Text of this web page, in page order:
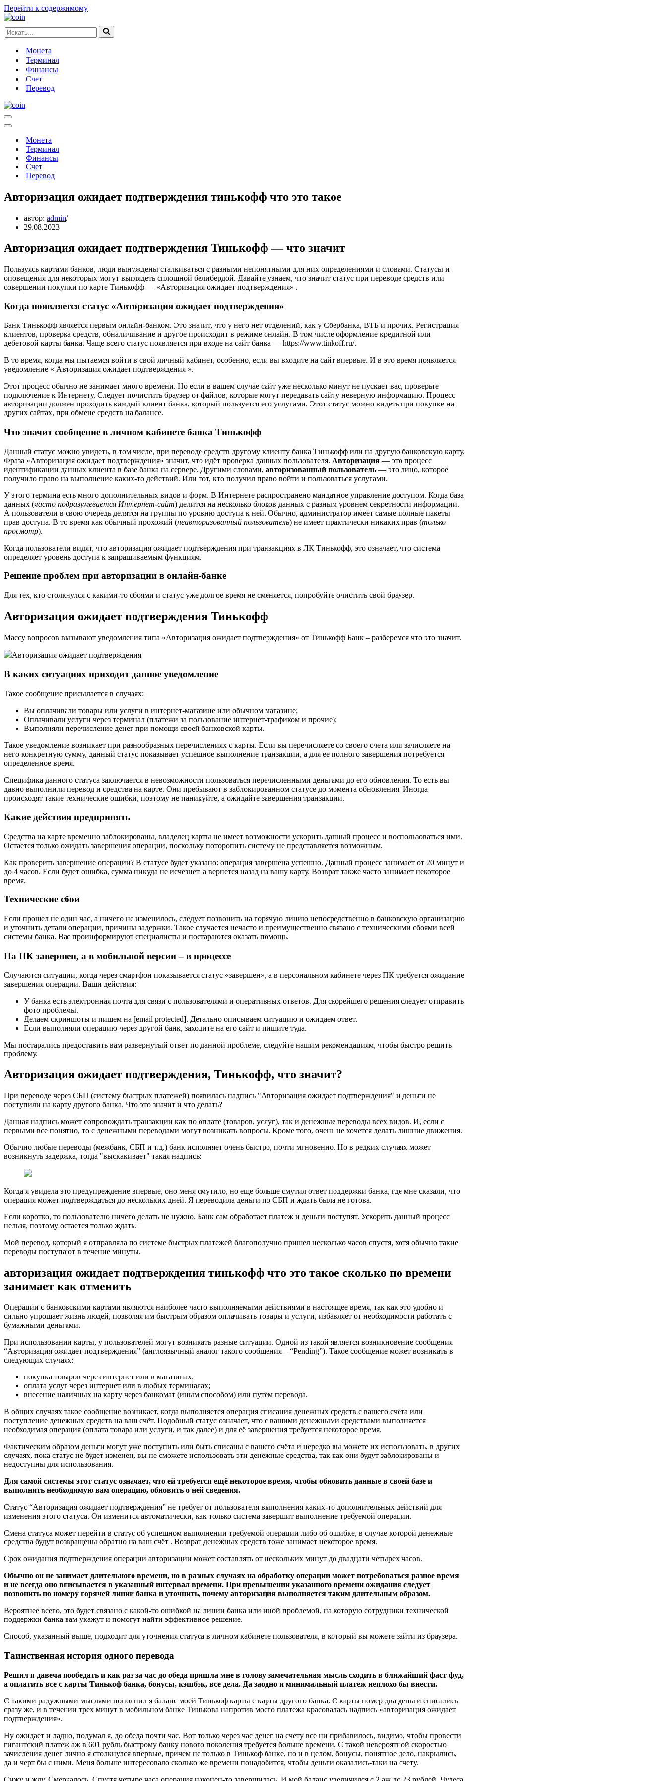
Перейти к содержимому
Искать...
Монета
Терминал
Финансы
Счет
Перевод
Меню
навигации
Меню
навигацииМонета
Терминал
Финансы
Счет
Перевод
Авторизация ожидает подтверждения тинькофф что это такое
автор: admin
29.08.2023
Авторизация ожидает подтверждения Тинькофф — что значит
Пользуясь картами банков, люди вынуждены сталкиваться с разными непонятными для них определениями и словами. Статусы и
оповещения для некоторых могут выглядеть сплошной белибердой. Давайте узнаем, что значит статус при переводе средств или
совершении покупки по карте Тинькофф — «Авторизация ожидает подтверждения» .
Когда появляется статус «Авторизация ожидает подтверждения»
Банк Тинькофф является первым онлайн-банком. Это значит, что у него нет отделений, как у Сбербанка, ВТБ и прочих. Регистрация
клиентов, проверка средств, обналичивание и другое происходит в режиме онлайн. В том числе оформление кредитной или
дебетовой карты банка. Чаще всего статус появляется при входе на сайт банка — https://www.tinkoff.ru/.
В то время, когда мы пытаемся войти в свой личный кабинет, особенно, если вы входите на сайт впервые. И в это время появляется
уведомление « Авторизация ожидает подтверждения ».
Этот процесс обычно не занимает много времени. Но если в вашем случае сайт уже несколько минут не пускает вас, проверьте
подключение к Интернету. Следует почистить браузер от файлов, которые могут передавать сайту неверную информацию. Процесс
авторизации должен проходить каждый клиент банка, который пользуется его услугами. Этот статус можно видеть при покупке на
других сайтах, при обмене средств на балансе.
Что значит сообщение в личном кабинете банка Тинькофф
Данный статус можно увидеть, в том числе, при переводе средств другому клиенту банка Тинькофф или на другую банковскую карту.
Фраза «Авторизация ожидает подтверждения» значит, что идёт проверка данных пользователя. Авторизация — это процесс
идентификации данных клиента в базе банка на сервере. Другими словами, авторизованный пользователь — это лицо, которое
получило право на выполнение каких-то действий. Или тот, кто получил право войти и пользоваться услугами.
У этого термина есть много дополнительных видов и форм. В Интернете распространено мандатное управление доступом. Когда база
данных (часто подразумевается Интернет-сайт) делится на несколько блоков данных с разным уровнем секретности информации.
А пользователи в свою очередь делятся на группы по уровню доступа к ней. Обычно, администратор имеет самые полные пакеты
прав доступа. В то время как обычный прохожий (неавторизованный пользователь) не имеет практически никаких прав (только
просмотр).
Когда пользователи видят, что авторизация ожидает подтверждения при транзакциях в ЛК Тинькофф, это означает, что система
определяет уровень доступа к запрашиваемым функциям.
Решение проблем при авторизации в онлайн-банке
Для тех, кто столкнулся с какими-то сбоями и статус уже долгое время не сменяется, попробуйте очистить свой браузер.
Авторизация ожидает подтверждения Тинькофф
Массу вопросов вызывают уведомления типа «Авторизация ожидает подтверждения» от Тинькофф Банк – разберемся что это значит.
Авторизация ожидает подтверждения
В каких ситуациях приходит данное уведомление
Такое сообщение присылается в случаях:
Вы оплачивали товары или услуги в интернет-магазине или обычном магазине;
Оплачивали услуги через терминал (платежи за пользование интернет-трафиком и прочие);
Выполняли перечисление денег при помощи своей банковской карты.
Такое уведомление возникает при разнообразных перечислениях с карты. Если вы перечисляете со своего счета или зачисляете на
него конкретную сумму, данный статус показывает успешное выполнение транзакции, а для ее полного завершения потребуется
определенное время.
Специфика данного статуса заключается в невозможности пользоваться перечисленными деньгами до его обновления. То есть вы
давно выполнили перевод и средства на карте. Они пребывают в заблокированном статусе до момента обновления. Иногда
происходят такие технические ошибки, поэтому не паникуйте, а ожидайте завершения транзакции.
Какие действия предпринять
Средства на карте временно заблокированы, владелец карты не имеет возможности ускорить данный процесс и воспользоваться ими.
Остается только ожидать завершения операции, поскольку поторопить систему не представляется возможным.
Как проверить завершение операции? В статусе будет указано: операция завершена успешно. Данный процесс занимает от 20 минут и
до 4 часов. Если будет ошибка, сумма никуда не исчезнет, а вернется назад на вашу карту. Возврат также часто занимает некоторое
время.
Технические сбои
Если прошел не один час, а ничего не изменилось, следует позвонить на горячую линию непосредственно в банковскую организацию
и уточнить детали операции, причины задержки. Такое случается нечасто и преимущественно связано с техническими сбоями всей
системы банка. Вас проинформируют специалисты и постараются оказать помощь.
На ПК завершен, а в мобильной версии – в процессе
Случаются ситуации, когда через смартфон показывается статус «завершен», а в персональном кабинете через ПК требуется ожидание
завершения операции. Ваши действия:
У банка есть электронная почта для связи с пользователями и оперативных ответов. Для скорейшего решения следует отправить
фото проблемы.
Делаем скриншоты и пишем на [email protected]. Детально описываем ситуацию и ожидаем ответ.
Если выполняли операцию через другой банк, заходите на его сайт и пишите туда.
Мы постарались предоставить вам развернутый ответ по данной проблеме, следуйте нашим рекомендациям, чтобы быстро решить
проблему.
Авторизация ожидает подтверждения, Тинькофф, что значит?
При переводе через СБП (систему быстрых платежей) появилась надпись "Авторизация ожидает подтверждения" и деньги не
поступили на карту другого банка. Что это значит и что делать?
Данная надпись может сопровождать транзакции как по оплате (товаров, услуг), так и денежные переводы всех видов. И, если с
первыми все понятно, то с денежными переводами могут возникать вопросы. Кроме того, очень не хочется делать лишние движения.
Обычно любые переводы (межбанк, СБП и т.д.) банк исполняет очень быстро, почти мгновенно. Но в редких случаях может
возникнуть задержка, тогда "выскакивает" такая надпись:
Когда я увидела это предупреждение впервые, оно меня смутило, но еще больше смутил ответ поддержки банка, где мне сказали, что
операция может подтверждаться до нескольких дней. Я переводила деньги по СБП и ждать была не готова.
Если коротко, то пользователю ничего делать не нужно. Банк сам обработает платеж и деньги поступят. Ускорить данный процесс
нельзя, поэтому остается только ждать.
Мой перевод, который я отправляла по системе быстрых платежей благополучно пришел несколько часов спустя, хотя обычно такие
переводы поступают в течение минуты.
авторизация ожидает подтверждения тинькофф что это такое сколько по времени
занимает как отменить
Операции с банковскими картами являются наиболее часто выполняемыми действиями в настоящее время, так как это удобно и
сильно упрощает жизнь людей, позволяя им быстрым образом оплачивать товары и услуги, избавляет от необходимости работать с
бумажными деньгами.
При использовании карты, у пользователей могут возникать разные ситуации. Одной из такой является возникновение сообщения
“Авторизация ожидает подтверждения” (англоязычный аналог такого сообщения – “Pending”). Такое сообщение может возникать в
следующих случаях:
покупка товаров через интернет или в магазинах;
оплата услуг через интернет или в любых терминалах;
внесение наличных на карту через банкомат (иным способом) или путём перевода.
В общих случаях такое сообщение возникает, когда выполняется операция списания денежных средств с вашего счёта или
поступление денежных средств на ваш счёт. Подобный статус означает, что с вашими денежными средствами выполняется
необходимая операция (оплата товара или услуги, и так далее) и для её завершения требуется некоторое время.
Фактическим образом деньги могут уже поступить или быть списаны с вашего счёта и нередко вы можете их использовать, в других
случаях, пока статус не будет изменен, вы не сможете использовать эти денежные средства, так как они будут заблокированы и
недоступны для использования.
Для самой системы этот статус означает, что ей требуется ещё некоторое время, чтобы обновить данные в своей базе и
выполнить необходимую вам операцию, обновить о ней сведения.
Статус “Авторизация ожидает подтверждения” не требует от пользователя выполнения каких-то дополнительных действий для
изменения этого статуса. Он изменится автоматически, как только система завершит выполнение требуемой операции.
Смена статуса может перейти в статус об успешном выполнении требуемой операции либо об ошибке, в случае которой денежные
средства будут возвращены обратно на ваш счёт . Возврат денежных средств тоже занимает некоторое время.
Срок ожидания подтверждения операции авторизации может составлять от нескольких минут до двадцати четырех часов.
Обычно он не занимает длительного времени, но в разных случаях на обработку операции может потребоваться разное время
и не всегда оно вписывается в указанный интервал времени. При превышении указанного времени ожидания следует
позвонить по номеру горячей линии банка и уточнить, почему авторизация выполняется таким длительным образом.
Вероятнее всего, это будет связано с какой-то ошибкой на линии банка или иной проблемой, на которую сотрудники технической
поддержки банка вам укажут и помогут найти эффективное решение.
Способ, указанный выше, подходит для уточнения статуса в личном кабинете пользователя, в который вы можете зайти из браузера.
Таинственная история одного перевода
Решил я давеча пообедать и как раз за час до обеда пришла мне в голову замечательная мысль сходить в ближайший фаст фуд,
а оплатить все с карты Тинькоф банка, бонусы, кэшбэк, все дела. Да заодно и минимальный платеж неплохо бы внести.
С такими радужными мыслями пополнил я баланс моей Тинькоф карты с карты другого банка. С карты номер два деньги списались
сразу же, и в течении трех минут в мобильном банке Тинькова напротив моего платежа красовалась надпись «авторизация ожидает
подтверждения».
Ну ожидает и ладно, подумал я, до обеда почти час. Вот только через час денег на счету все ни прибавилось, видимо, чтобы провести
гигантский платеж аж в 601 рубль быстрому банку нового поколения требуется больше времени. С такой невероятной скоростью
зачисления денег лично я столкнулся впервые, причем не только в Тинькоф банке, но и в целом, бонусы, понятное дело, накрылись,
да и черт бы с ними. Меня больше интересовало сколько же времени понадобится, чтобы деньги оказались-таки на счету.
Сижу и жду. Смеркалось. Спустя четыре часа операция наконец-то завершилась. И мой баланс увеличился с 2 аж до 23 рублей. Чудеса,